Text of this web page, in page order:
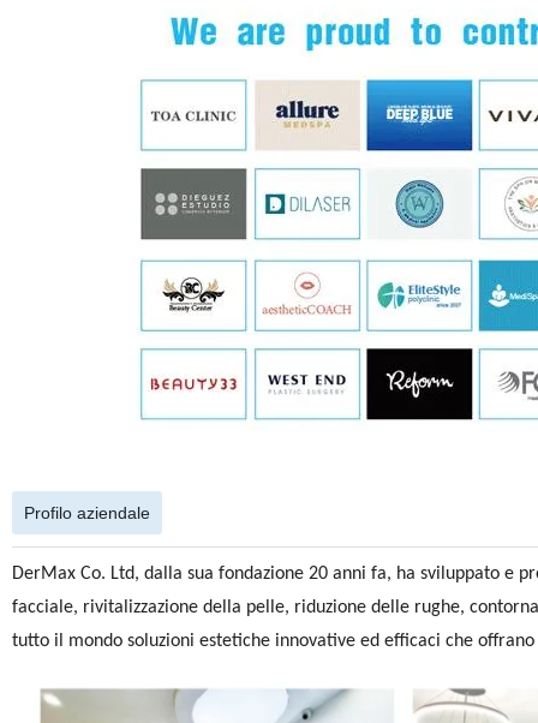
Profilo aziendale
DerMax Co. Ltd, dalla sua fondazione 20 anni fa, ha sviluppato e
facciale, rivitalizzazione della pelle, riduzione delle rughe,
tutto il mondo soluzioni estetiche innovative ed efficaci che